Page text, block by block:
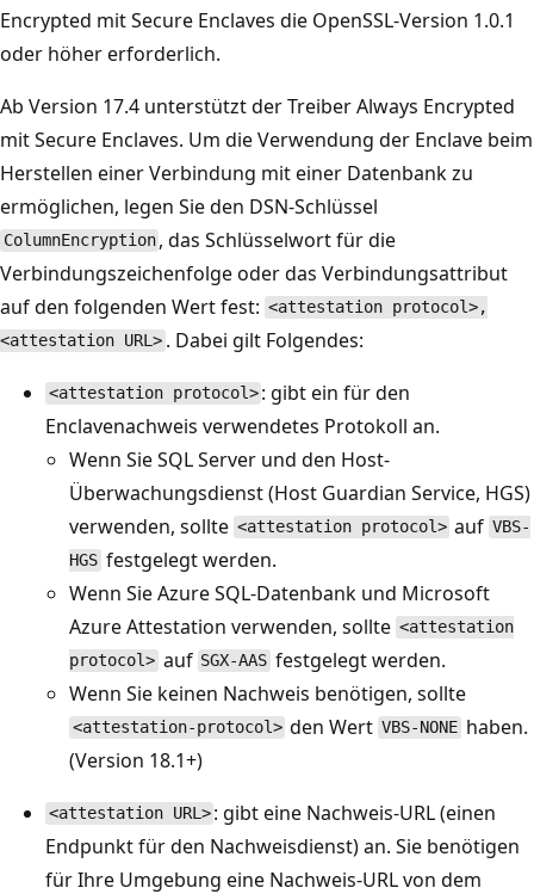
Encrypted mit Secure Enclaves die OpenSSL-Version 1.0.1
oder höher erforderlich.
Ab Version 17.4 unterstützt der Treiber Always Encrypted
mit Secure Enclaves. Um die Verwendung der Enclave beim
Herstellen einer Verbindung mit einer Datenbank zu
ermöglichen, legen Sie den DSN-Schlüssel
ColumnEncryption , das Schlüsselwort für die
Verbindungszeichenfolge oder das Verbindungsattribut
auf den folgenden Wert fest: <attestation protocol>,
<attestation URL> . Dabei gilt Folgendes:
<attestation protocol> : gibt ein für den
Enclavenachweis verwendetes Protokoll an.
Wenn Sie SQL Server und den Host-
Überwachungsdienst (Host Guardian Service, HGS)
verwenden, sollte <attestation protocol> auf VBS-
HGS festgelegt werden.
Wenn Sie Azure SQL-Datenbank und Microsoft
Azure Attestation verwenden, sollte <attestation
protocol> auf SGX-AAS festgelegt werden.
Wenn Sie keinen Nachweis benötigen, sollte
<attestation-protocol> den Wert VBS-NONE haben.
(Version 18.1+)
<attestation URL> : gibt eine Nachweis-URL (einen
Endpunkt für den Nachweisdienst) an. Sie benötigen
für Ihre Umgebung eine Nachweis-URL von dem